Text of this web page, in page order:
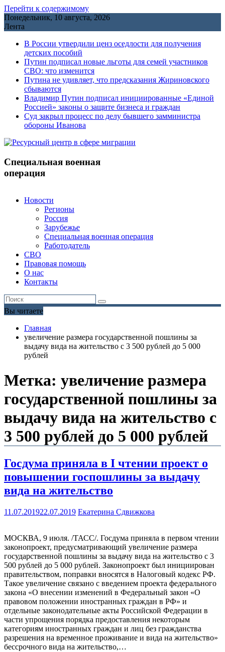
Перейти к содержимому
Понедельник, 10 августа, 2026
Лента
В России утвердили ценз оседлости для получения
детских пособий
Путин подписал новые льготы для семей участников
СВО: что изменится
Путина не удивляет, что предсказания Жириновского
сбываются
Владимир Путин подписал инициированные «Единой
Россией» законы о защите бизнеса и граждан
Cуд закрыл процесс по делу бывшего замминистра
обороны Иванова
Специальная военная
операция
Новости
Регионы
Россия
Зарубежье
Специальная военная операция
Работодатель
СВО
Правовая помощь
О нас
Контакты
Вы читаете
Главная
увеличение размера государственной пошлины за
выдачу вида на жительство с 3 500 рублей до 5 000
рублей
Метка: увеличение размера
государственной пошлины за
выдачу вида на жительство с
3 500 рублей до 5 000 рублей
Госдума приняла в I чтении проект о
повышении госпошлины за выдачу
вида на жительство
11.07.201922.07.2019 Екатерина Сдвижкова
МОСКВА, 9 июля. /ТАСС/. Госдума приняла в первом чтении
законопроект, предусматривающий увеличение размера
государственной пошлины за выдачу вида на жительство с 3
500 рублей до 5 000 рублей. Законопроект был инициирован
правительством, поправки вносятся в Налоговый кодекс РФ.
Такое увеличение связано с введением проекта федерального
закона «О внесении изменений в Федеральный закон «О
правовом положении иностранных граждан в РФ» и
отдельные законодательные акты Российской Федерации в
части упрощения порядка предоставления некоторым
категориям иностранных граждан и лиц без гражданства
разрешения на временное проживание и вида на жительство»
бессрочного вида на жительство,…